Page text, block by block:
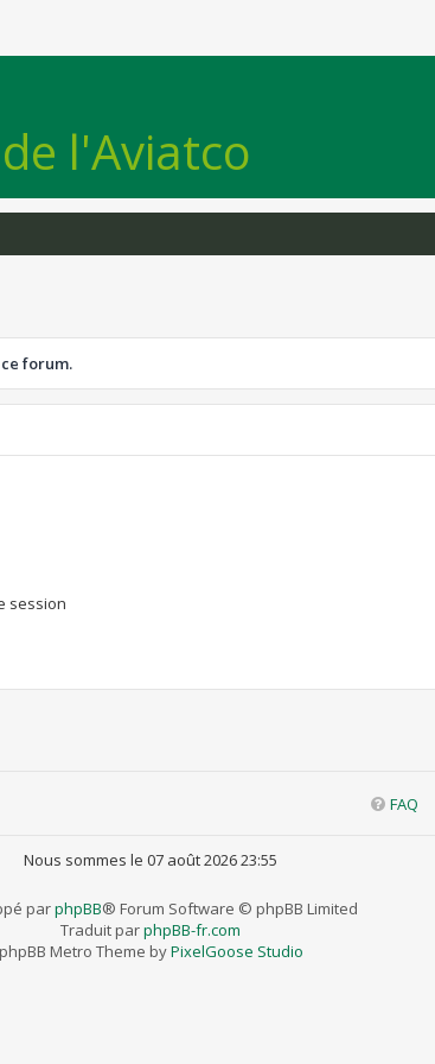
l'Aviatco
forum.
session
FAQ
Nous sommes le 07 août 2026 23:55
parphpBB® Forum Software © phpBB Limited
Traduit parphpBB-fr.com
phpBB Metro Theme byPixelGoose Studio